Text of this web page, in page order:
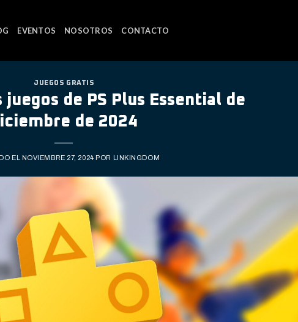
EVENTOS NOSOTROS CONTACTO
JUEGOS GRATIS
de PS Plus Essential de
de 2024
EL NOVIEMBRE 27, 2024 POR LINKINGDOM